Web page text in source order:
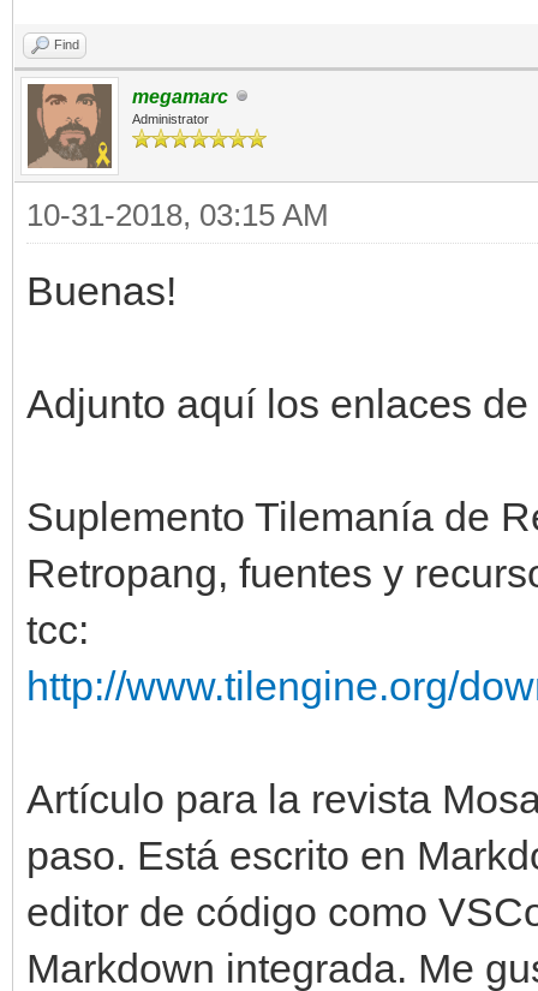
Find
megamarc
Administrator
10-31-2018, 03:15 AM
Buenas!
Adjunto aquí los enlaces
Suplemento Tilemanía de
Retropang, fuentes y
tcc:
http://www.tilengine.org/
Artículo para la revista
paso. Está escrito en
editor de código como
Markdown integrada. Me